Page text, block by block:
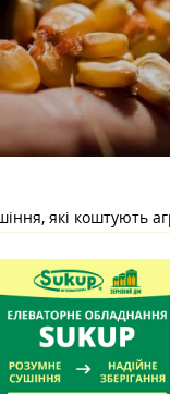
які коштують